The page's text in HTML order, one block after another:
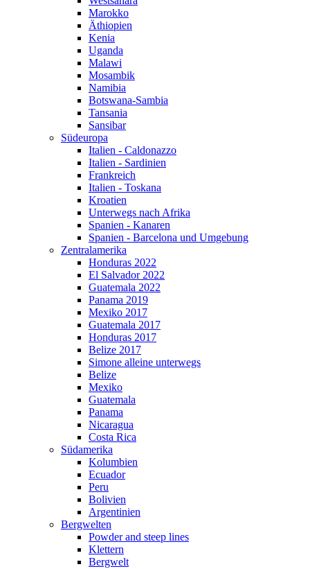
Marokko
Äthiopien
Kenia
Uganda
Malawi
Mosambik
Namibia
Botswana-Sambia
Tansania
Sansibar
Südeuropa
Italien - Caldonazzo
Italien - Sardinien
Frankreich
Italien - Toskana
Kroatien
Unterwegs nach Afrika
Spanien - Kanaren
Spanien - Barcelona und Umgebung
Zentralamerika
Honduras 2022
El Salvador 2022
Guatemala 2022
Panama 2019
Mexiko 2017
Guatemala 2017
Honduras 2017
Belize 2017
Simone alleine unterwegs
Belize
Mexiko
Guatemala
Panama
Nicaragua
Costa Rica
Südamerika
Kolumbien
Ecuador
Peru
Bolivien
Argentinien
Bergwelten
Powder and steep lines
Klettern
Bergwelt